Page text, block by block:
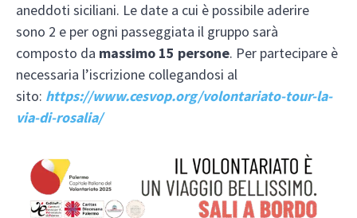
aneddoti siciliani. Le date a cui è possibile aderire
sono 2 e per ogni passeggiata il gruppo sarà
composto da massimo 15 persone. Per partecipare è
necessaria l’iscrizione collegandosi al
sito: https://www.cesvop.org/volontariato-tour-la-
via-di-rosalia/